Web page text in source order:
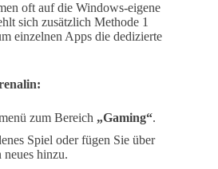
oft auf die Windows-eigene
sich zusätzlich Methode 1
einzelnen Apps die dedizierte
zum Bereich „Gaming“.
Spiel oder fügen Sie über
neues hinzu.